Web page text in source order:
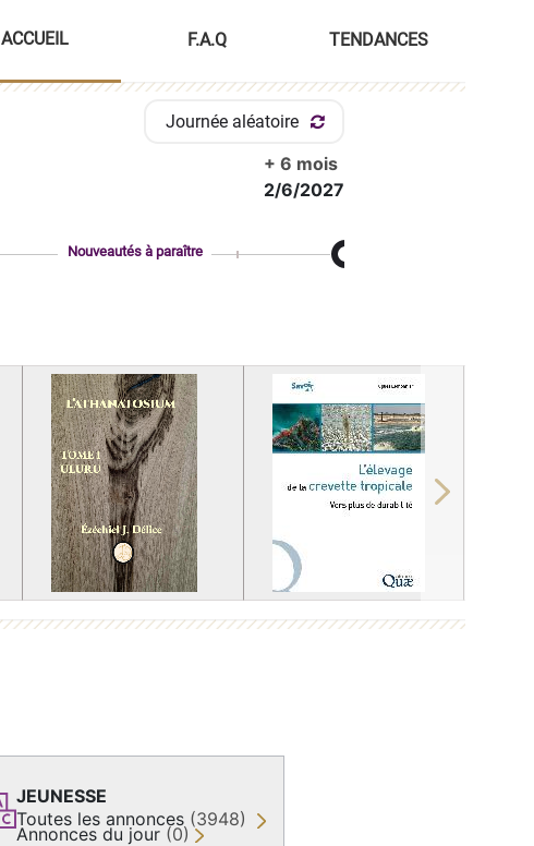
ACCUEIL F.A.Q TENDANCES
Journée aléatoire
+ 6 mois
2/6/2027
Nouveautés à paraître
Next
JEUNESSE
Toutes les annonces (3948)
Annonces du jour (0)